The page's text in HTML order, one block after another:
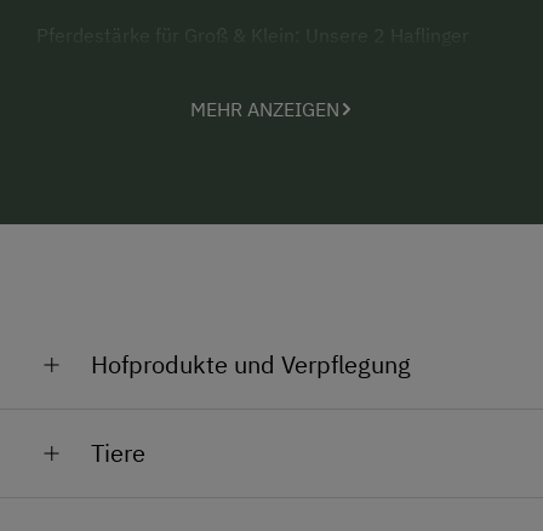
Pferdestärke für Groß & Klein: Unsere 2 Haflinger
unternommen werden. Der Red Bull Ring bietet eine
MEHR ANZEIGEN
Hofprodukte und Verpflegung
Tiere